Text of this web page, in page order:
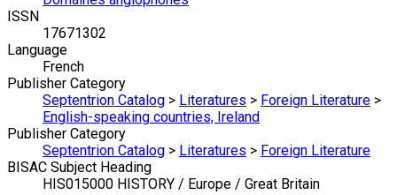
ISSN
17671302
Language
French
Publisher Category
Septentrion Catalog > Literatures > Foreign Literature >
English-speaking countries, Ireland
Publisher Category
Septentrion Catalog > Literatures > Foreign Literature
BISAC Subject Heading
HIS015000 HISTORY / Europe / Great Britain